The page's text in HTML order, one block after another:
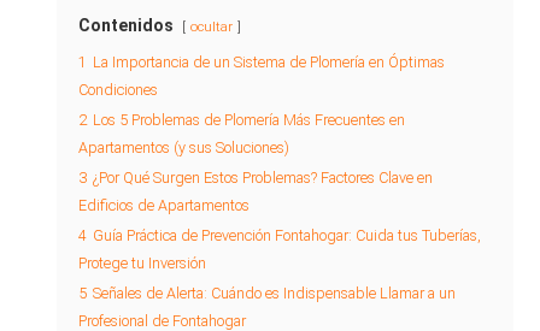
Contenidos ocultar
1 La Importancia de un Sistema de Plomería en Óptimas
Condiciones
2 Los 5 Problemas de Plomería Más Frecuentes en
Apartamentos (y sus Soluciones)
3 ¿Por Qué Surgen Estos Problemas? Factores Clave en
Edificios de Apartamentos
4 Guía Práctica de Prevención Fontahogar: Cuida tus Tuberías,
Protege tu Inversión
5 Señales de Alerta: Cuándo es Indispensable Llamar a un
Profesional de Fontahogar